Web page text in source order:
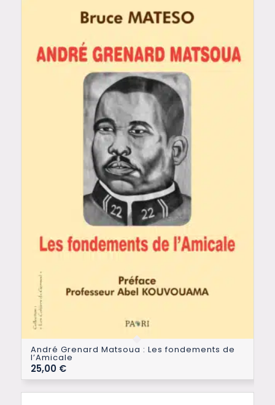
André Grenard Matsoua : Les fondements de
l’Amicale
25,00 €